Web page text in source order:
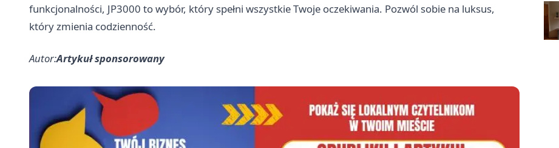
funkcjonalności, JP3000 to wybór, który spełni wszystkie Twoje oczekiwania. Pozwól sobie na luksus,
który zmienia codzienność.
Autor:Artykuł sponsorowany